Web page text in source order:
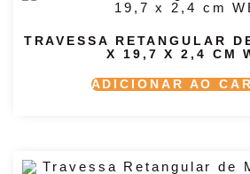
TRAVESSA RETANGULAR
X 19,7 X 2,4 CM
ADICIONAR AO